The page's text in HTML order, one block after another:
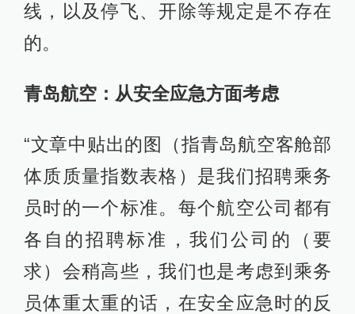
线，以及停飞、开除等规定是不存在
的。
青岛航空：从安全应急方面考虑
“文章中贴出的图（指青岛航空客舱部
体质质量指数表格）是我们招聘乘务
员时的一个标准。每个航空公司都有
各自的招聘标准，我们公司的（要
求）会稍高些，我们也是考虑到乘务
员体重太重的话，在安全应急时的反